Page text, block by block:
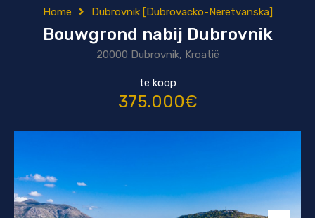
Home Dubrovnik [Dubrovacko-Neretvanska]
Bouwgrond nabij Dubrovnik
20000 Dubrovnik, Kroatië
te koop
375.000€